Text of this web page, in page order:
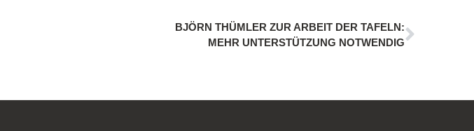
BJÖRN THÜMLER ZUR ARBEIT DER TAFELN:
MEHR UNTERSTÜTZUNG NOTWENDIG